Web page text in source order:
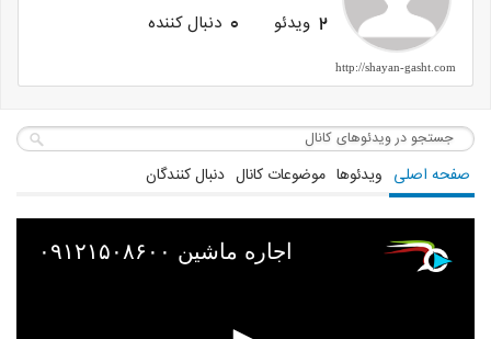
2 ویدئو 0 دنبال کننده
http://shayan-gasht.com
صفحه اصلی ویدئوها موضوعات کانال دنبال کنندگان
اجاره ماشین ۰۹۱۲۱۵۰۸۶۰۰